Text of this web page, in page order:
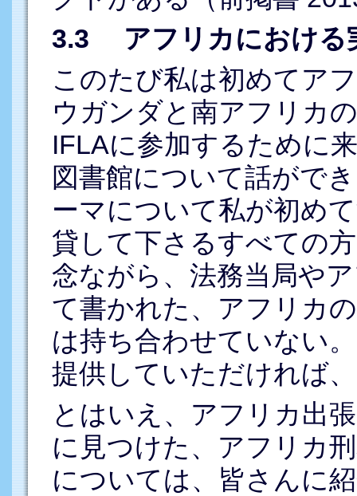
3.3 アフリカにおける
このたび私は初めてア
ウガンダと南アフリカ
IFLAに参加するために
図書館について話がで
ーマについて私が初め
貸して下さるすべての
念ながら、法務当局や
て書かれた、アフリカ
は持ち合わせていない
提供していただければ
とはいえ、アフリカ出
に見つけた、アフリカ
については、皆さんに